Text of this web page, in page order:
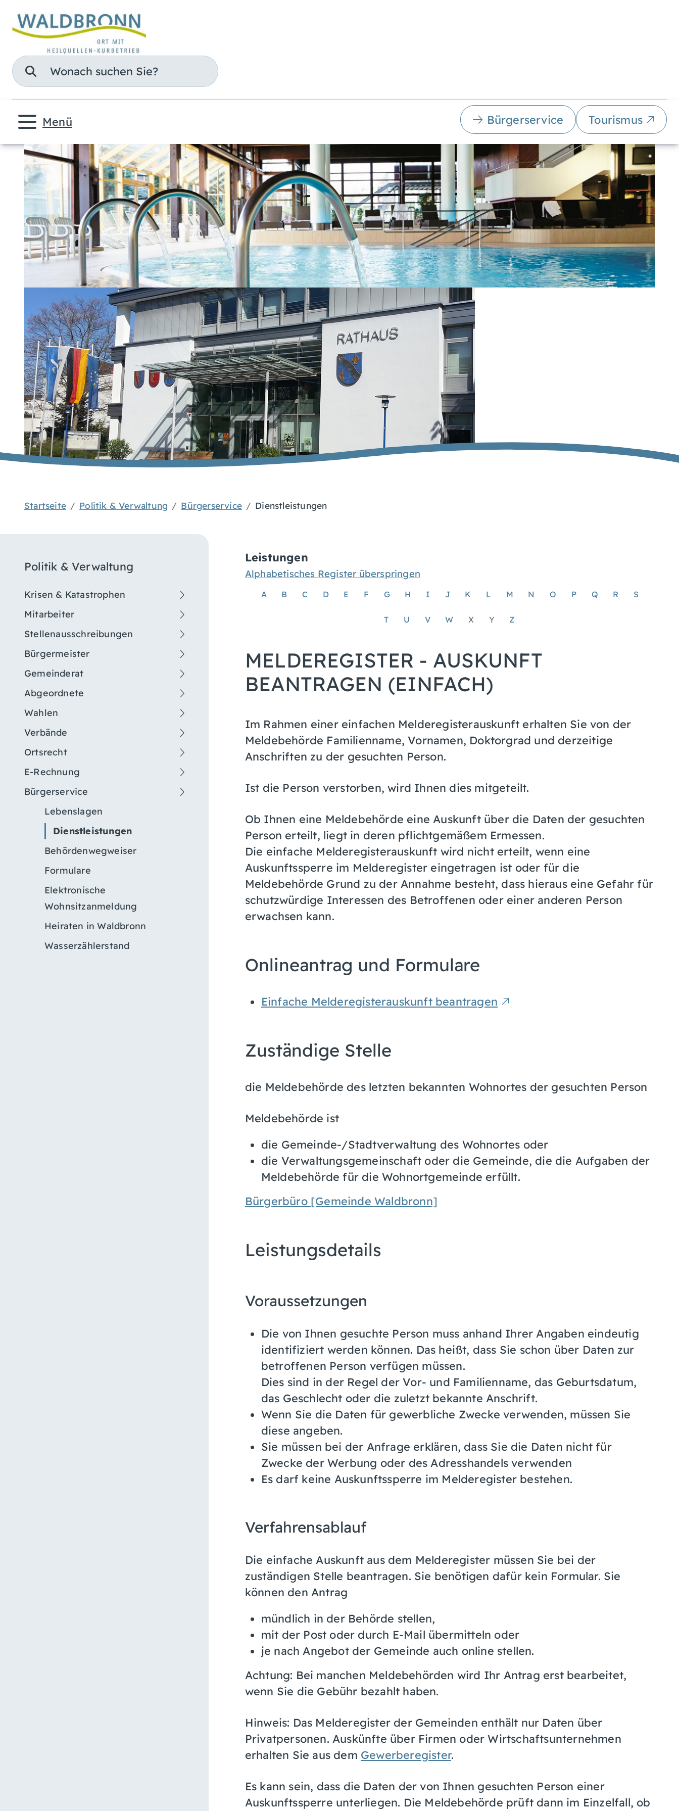
Suche
Menü Bürgerservice Tourismus
Startseite Politik & Verwaltung Bürgerservice Dienstleistungen
Politik & Verwaltung
Krisen & Katastrophen
Mitarbeiter
Stellenausschreibungen
Bürgermeister
Gemeinderat
Abgeordnete
Wahlen
Verbände
Ortsrecht
E-Rechnung
Bürgerservice
Lebenslagen
Dienstleistungen
Behördenwegweiser
Formulare
Elektronische
Wohnsitzanmeldung
Heiraten in Waldbronn
Wasserzählerstand
Leistungen
Alphabetisches Register überspringen
A B C D E F G H I J K L M N O P Q R S
T U V W X Y Z
MELDEREGISTER - AUSKUNFT
BEANTRAGEN (EINFACH)
Im Rahmen einer einfachen Melderegisterauskunft erhalten Sie von der
Meldebehörde Familienname, Vornamen, Doktorgrad und derzeitige
Anschriften zu der gesuchten Person.
Ist die Person verstorben, wird Ihnen dies mitgeteilt.
Ob Ihnen eine Meldebehörde eine Auskunft über die Daten der gesuchten
Person erteilt, liegt in deren pflichtgemäßem Ermessen.
Die einfache Melderegisterauskunft wird nicht erteilt, wenn eine
Auskunftssperre im Melderegister eingetragen ist oder für die
Meldebehörde Grund zu der Annahme besteht, dass hieraus eine Gefahr für
schutzwürdige Interessen des Betroffenen oder einer anderen Person
erwachsen kann.
Onlineantrag und Formulare
Einfache Melderegisterauskunft beantragen
Zuständige Stelle
die Meldebehörde des letzten bekannten Wohnortes der gesuchten Person
Meldebehörde ist
die Gemeinde-/Stadtverwaltung des Wohnortes oder
die Verwaltungsgemeinschaft oder die Gemeinde, die die Aufgaben der
Meldebehörde für die Wohnortgemeinde erfüllt.
Bürgerbüro [Gemeinde Waldbronn]
Leistungsdetails
Voraussetzungen
Die von Ihnen gesuchte Person muss anhand Ihrer Angaben eindeutig
identifiziert werden können. Das heißt, dass Sie schon über Daten zur
betroffenen Person verfügen müssen.
Dies sind in der Regel der Vor- und Familienname, das Geburtsdatum,
das Geschlecht oder die zuletzt bekannte Anschrift.
Wenn Sie die Daten für gewerbliche Zwecke verwenden, müssen Sie
diese angeben.
Sie müssen bei der Anfrage erklären, dass Sie die Daten nicht für
Zwecke der Werbung oder des Adresshandels verwenden
Es darf keine Auskunftssperre im Melderegister bestehen.
Verfahrensablauf
Die einfache Auskunft aus dem Melderegister müssen Sie bei der
zuständigen Stelle beantragen. Sie benötigen dafür kein Formular. Sie
können den Antrag
mündlich in der Behörde stellen,
mit der Post oder durch E-Mail übermitteln oder
je nach Angebot der Gemeinde auch online stellen.
Achtung: Bei manchen Meldebehörden wird Ihr Antrag erst bearbeitet,
wenn Sie die Gebühr bezahlt haben.
Hinweis: Das Melderegister der Gemeinden enthält nur Daten über
Privatpersonen. Auskünfte über Firmen oder Wirtschaftsunternehmen
erhalten Sie aus dem Gewerberegister.
Es kann sein, dass die Daten der von Ihnen gesuchten Person einer
Auskunftssperre unterliegen. Die Meldebehörde prüft dann im Einzelfall, ob